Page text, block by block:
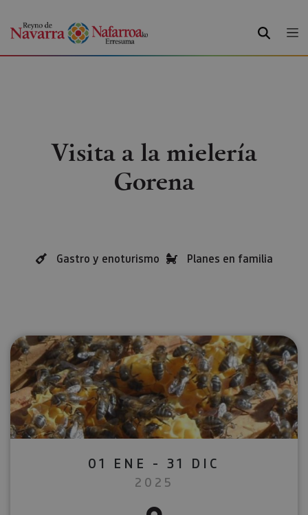
BUSCAR
Visita a la mielería
Gorena
Gastro y enoturismo Planes en familia
01 ENE - 31 DIC
2025